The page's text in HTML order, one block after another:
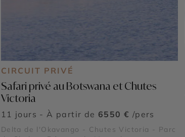
CIRCUIT PRIVÉ
Safari privé au Botswana et Chutes
Victoria
11 jours - À partir de 6550 € /pers
Delta de l'Okavango - Chutes Victoria - Parc